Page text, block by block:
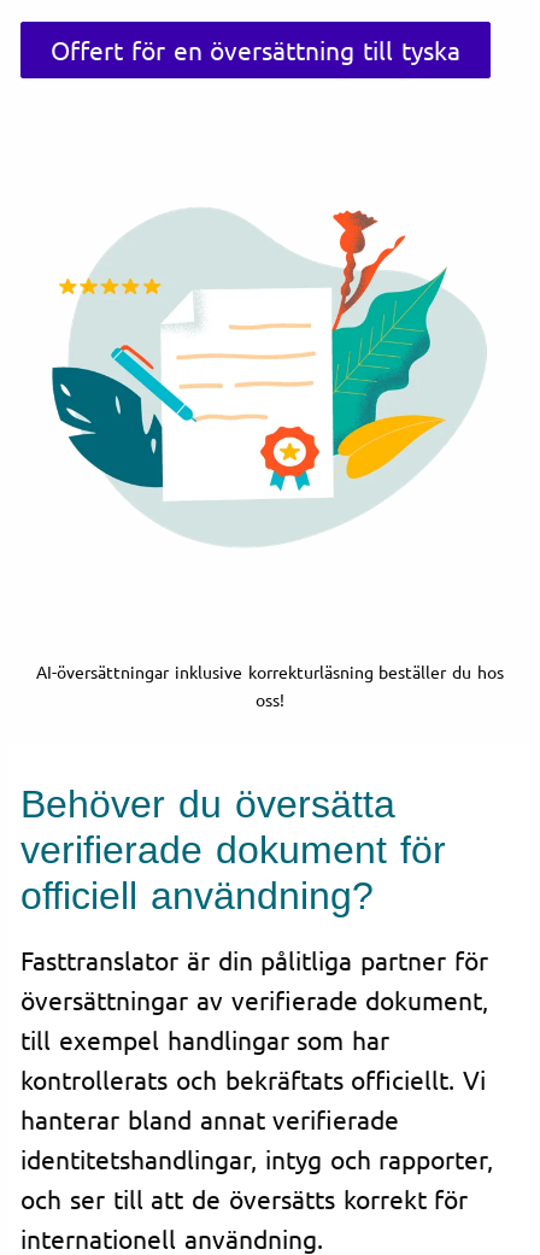
Offert för en översättning till tyska
AI-översättningar inklusive korrekturläsning beställer du hos
oss!
Behöver du översätta
verifierade dokument för
officiell användning?
Fasttranslator är din pålitliga partner för
översättningar av verifierade dokument,
till exempel handlingar som har
kontrollerats och bekräftats officiellt. Vi
hanterar bland annat verifierade
identitetshandlingar, intyg och rapporter,
och ser till att de översätts korrekt för
internationell användning.